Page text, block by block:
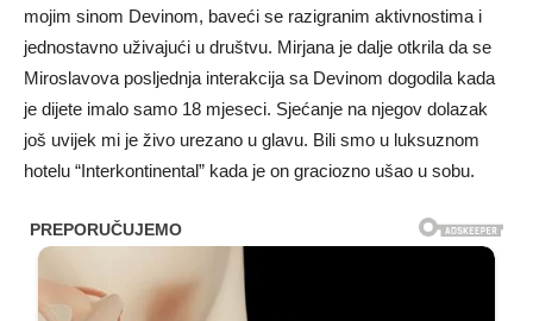
mojim sinom Devinom, baveći se razigranim aktivnostima i
jednostavno uživajući u društvu. Mirjana je dalje otkrila da se
Miroslavova posljednja interakcija sa Devinom dogodila kada
je dijete imalo samo 18 mjeseci. Sjećanje na njegov dolazak
još uvijek mi je živo urezano u glavu. Bili smo u luksuznom
hotelu “Interkontinental” kada je on graciozno ušao u sobu.